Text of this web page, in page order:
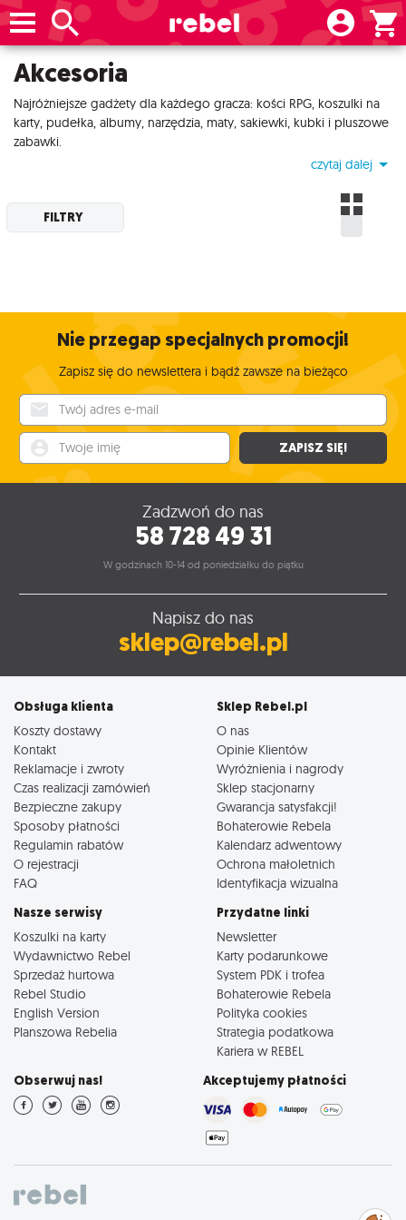
Akcesoria
Najróżniejsze gadżety dla każdego gracza: kości RPG, koszulki na
karty, pudełka, albumy, narzędzia, maty, sakiewki, kubki i pluszowe
zabawki.
czytaj dalej
FILTRY
Nie przegap specjalnych promocji!
Zapisz się do newslettera i bądź zawsze na bieżąco
ZAPISZ SIĘ!
Zadzwoń do nas
58 728 49 31
W godzinach 10-14 od poniedziałku do piątku
Napisz do nas
sklep@rebel.pl
Obsługa klienta
Koszty dostawy
Kontakt
Reklamacje i zwroty
Czas realizacji zamówień
Bezpieczne zakupy
Sposoby płatności
Regulamin rabatów
O rejestracji
FAQ
Sklep Rebel.pl
O nas
Opinie Klientów
Wyróżnienia i nagrody
Sklep stacjonarny
Gwarancja satysfakcji!
Bohaterowie Rebela
Kalendarz adwentowy
Ochrona małoletnich
Identyfikacja wizualna
Nasze serwisy
Koszulki na karty
Wydawnictwo Rebel
Sprzedaż hurtowa
Rebel Studio
English Version
Planszowa Rebelia
Przydatne linki
Newsletter
Karty podarunkowe
System PDK i trofea
Bohaterowie Rebela
Polityka cookies
Strategia podatkowa
Kariera w REBEL
Obserwuj nas! Akceptujemy płatności
Zarządzaj